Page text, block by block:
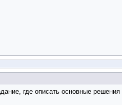
где описать основные